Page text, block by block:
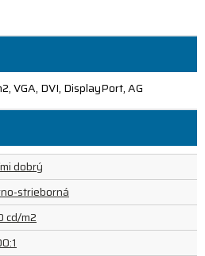
VGA, DVI, DisplayPort, AG
dobrý
strieborná
cd/m2